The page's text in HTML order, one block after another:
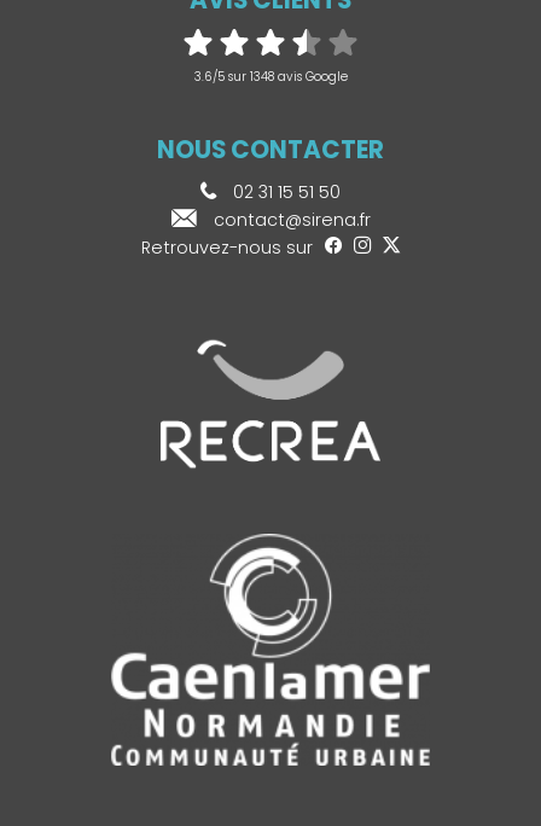
3.6/5 sur 1348 avis Google
NOUS CONTACTER
02 31 15 51 50
contact@sirena.fr
Retrouvez-nous sur